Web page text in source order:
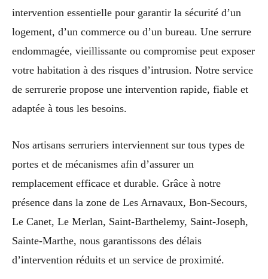
intervention essentielle pour garantir la sécurité d’un
logement, d’un commerce ou d’un bureau. Une serrure
endommagée, vieillissante ou compromise peut exposer
votre habitation à des risques d’intrusion. Notre service
de serrurerie propose une intervention rapide, fiable et
adaptée à tous les besoins.
Nos artisans serruriers interviennent sur tous types de
portes et de mécanismes afin d’assurer un
remplacement efficace et durable. Grâce à notre
présence dans la zone de Les Arnavaux, Bon-Secours,
Le Canet, Le Merlan, Saint-Barthelemy, Saint-Joseph,
Sainte-Marthe, nous garantissons des délais
d’intervention réduits et un service de proximité.